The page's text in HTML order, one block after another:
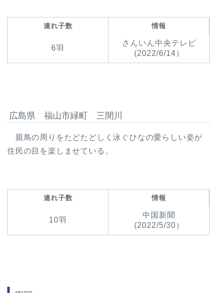
連れ子数 情報
6羽
さんいん中央テレビ
(2022/6/14）
広島県 福山市緑町 三間川
親鳥の周りをたどたどしく泳ぐひなの愛らしい姿が
住民の目を楽しませている。
連れ子数 情報
10羽
中国新聞
(2022/5/30）